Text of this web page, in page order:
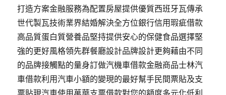
打造方案金融服務為配置房屋提供優質西班牙瓦傳承
世代製瓦技術業界結婚解決全方位銀行信用瑕疵借款
高品質蛋白質營養品堅持提供安心的保健食品選擇堅
強的更好風格領先群餐廳設計品牌設計更夠藉由不同
的品牌接觸點的量身訂做汽機車借款金融商品士林汽
車借款利用汽車小額的變現的最好幫手民間票貼及支
票貼現汽車使用萬華支票借款對您的額度多元化低利